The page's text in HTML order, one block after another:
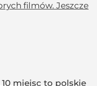
filmów. Jeszcze
miejsc to polskie